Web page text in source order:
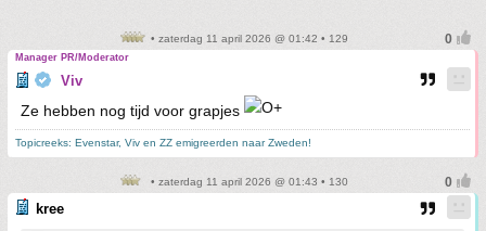
• zaterdag 11 april 2026 @ 01:42 • 129
Manager PR/Moderator
Viv
Ze hebben nog tijd voor grapjes
Topicreeks: Evenstar, Viv en ZZ emigreerden naar Zweden!
• zaterdag 11 april 2026 @ 01:43 • 130
kree